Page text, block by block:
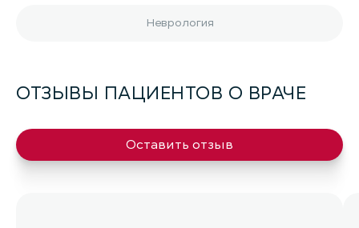
Неврология
ОТЗЫВЫ ПАЦИЕНТОВ О ВРАЧЕ
Оставить отзыв